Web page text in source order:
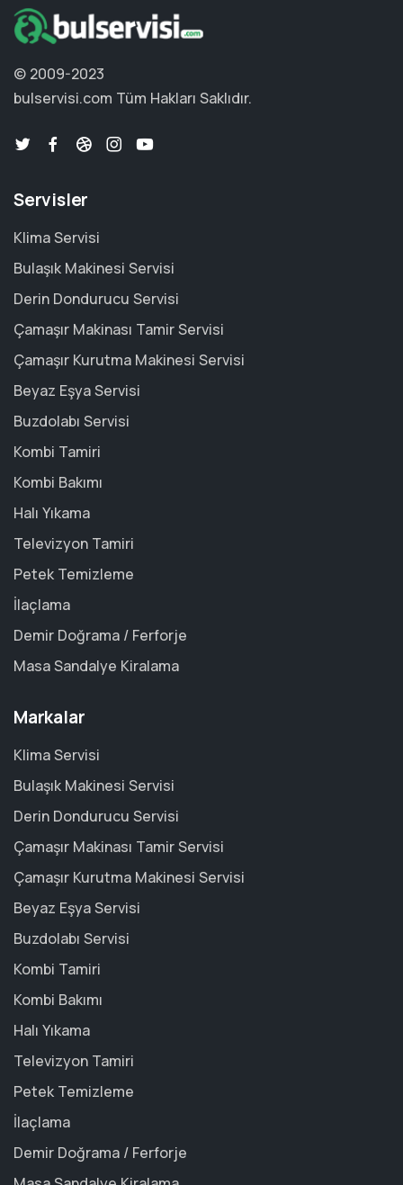
© 2009-2023
bulservisi.com Tüm Hakları Saklıdır.
Servisler
Klima Servisi
Bulaşık Makinesi Servisi
Derin Dondurucu Servisi
Çamaşır Makinası Tamir Servisi
Çamaşır Kurutma Makinesi Servisi
Beyaz Eşya Servisi
Buzdolabı Servisi
Kombi Tamiri
Kombi Bakımı
Halı Yıkama
Televizyon Tamiri
Petek Temizleme
İlaçlama
Demir Doğrama / Ferforje
Masa Sandalye Kiralama
Markalar
Klima Servisi
Bulaşık Makinesi Servisi
Derin Dondurucu Servisi
Çamaşır Makinası Tamir Servisi
Çamaşır Kurutma Makinesi Servisi
Beyaz Eşya Servisi
Buzdolabı Servisi
Kombi Tamiri
Kombi Bakımı
Halı Yıkama
Televizyon Tamiri
Petek Temizleme
İlaçlama
Demir Doğrama / Ferforje